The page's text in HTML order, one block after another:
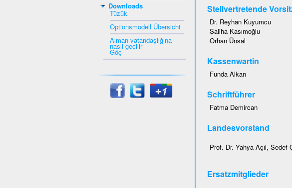
Downloads
Tüzük
Optionsmodell Übersicht
Alman vatandaşlığına
nasıl gecilir
Göç
Stellvertretende
Dr. Reyhan Kuyumcu
Saliha Kasımoğlu
Orhan Ünsal
Kassenwartin
Funda Alkan
Schriftführer
Fatma Demircan
Landesvorstand
Prof. Dr. Yahya Açıl, Sedef
Ersatzmitglieder